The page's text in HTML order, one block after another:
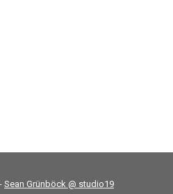
Sean Grünböck @ studio19